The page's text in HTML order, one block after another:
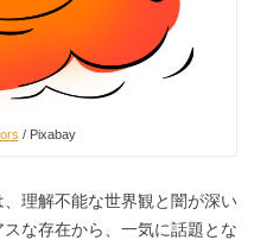
/ Pixabay
理解不能な世界観と闇が深い
な存在から、一気に話題とな